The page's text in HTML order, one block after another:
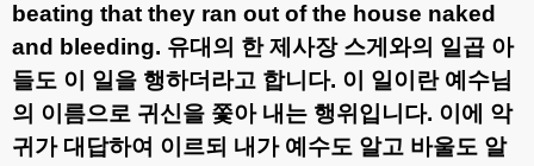
beating that they ran out of the house naked
and bleeding. 유대의 한 제사장 스게와의 일곱 아
들도 이 일을 행하더라고 합니다. 이 일이란 예수님
의 이름으로 귀신을 쫓아 내는 행위입니다. 이에 악
귀가 대답하여 이르되 내가 예수도 알고 바울도 알